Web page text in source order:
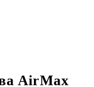
AirMax